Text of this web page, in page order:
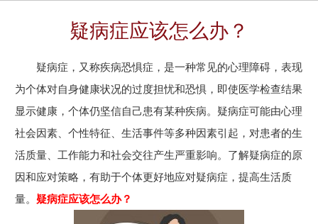
疑病症应该怎么办？
疑病症，又称疾病恐惧症，是一种常见的心理障碍，表现
为个体对自身健康状况的过度担忧和恐惧，即使医学检查结果
显示健康，个体仍坚信自己患有某种疾病。疑病症可能由心理
社会因素、个性特征、生活事件等多种因素引起，对患者的生
活质量、工作能力和社会交往产生严重影响。了解疑病症的原
因和应对策略，有助于个体更好地应对疑病症，提高生活质
量。 疑病症应该怎么办？